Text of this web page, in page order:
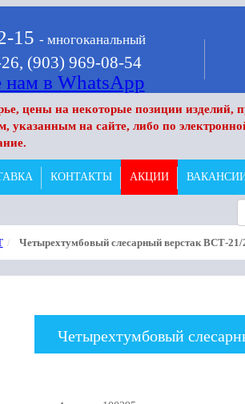
15 - многоканальный
(903) 969-08-54
цены на некоторые позиции изделий,
на сайте, либо по
КОНТАКТЫ АКЦИИ
Четырехтумбовый слесарный верстак ВСТ-21/
Четырехтумбовый